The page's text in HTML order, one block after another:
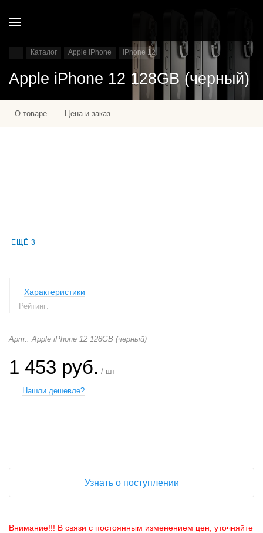
Каталог Apple IPhone IPhone 12
Apple iPhone 12 128GB (черный)
О товаре Цена и заказ
ЕЩЁ 3
Характеристики
Рейтинг:
Арт.: Apple iPhone 12 128GB (черный)
1 453 руб. / шт
Нашли дешевле?
Узнать о поступлении
Внимание!!! В связи с постоянным изменением цен, уточняйте